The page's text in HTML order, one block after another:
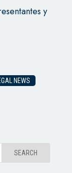
y
NEWS